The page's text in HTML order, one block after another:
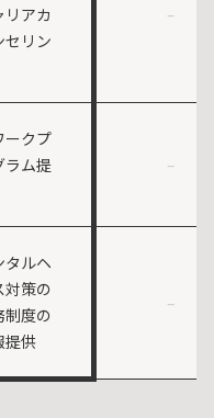
リアカ
セリン
–
ークプ
ラム提
–
タルヘ
対策の
制度の
提供
–